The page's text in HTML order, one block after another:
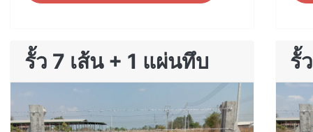
รั้ว 7 เส้น + 1 แผ่นทึบ รั้